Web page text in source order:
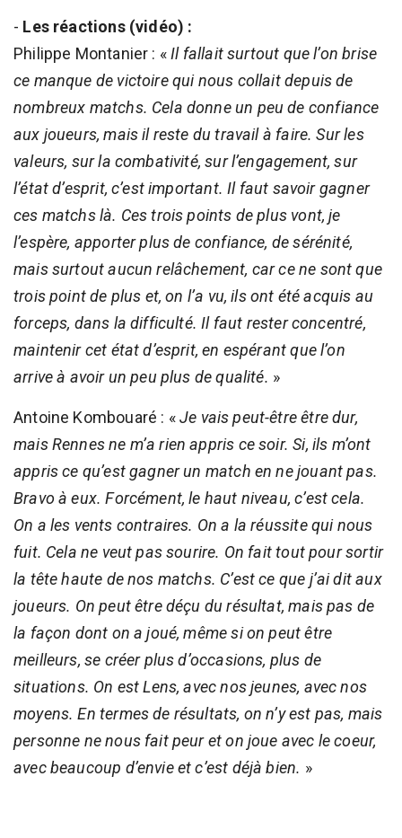
- Les réactions (vidéo) :
Philippe Montanier : «Il fallait surtout que l’on brise
ce manque de victoire qui nous collait depuis de
nombreux matchs. Cela donne un peu de confiance
aux joueurs, mais il reste du travail à faire. Sur les
valeurs, sur la combativité, sur l’engagement, sur
l’état d’esprit, c’est important. Il faut savoir gagner
ces matchs là. Ces trois points de plus vont, je
l’espère, apporter plus de confiance, de sérénité,
mais surtout aucun relâchement, car ce ne sont que
trois point de plus et, on l’a vu, ils ont été acquis au
forceps, dans la difficulté. Il faut rester concentré,
maintenir cet état d’esprit, en espérant que l’on
arrive à avoir un peu plus de qualité. »
Antoine Kombouaré : «Je vais peut-être être dur,
mais Rennes ne m’a rien appris ce soir. Si, ils m’ont
appris ce qu’est gagner un match en ne jouant pas.
Bravo à eux. Forcément, le haut niveau, c’est cela.
On a les vents contraires. On a la réussite qui nous
fuit. Cela ne veut pas sourire. On fait tout pour sortir
la tête haute de nos matchs. C’est ce que j’ai dit aux
joueurs. On peut être déçu du résultat, mais pas de
la façon dont on a joué, même si on peut être
meilleurs, se créer plus d’occasions, plus de
situations. On est Lens, avec nos jeunes, avec nos
moyens. En termes de résultats, on n’y est pas, mais
personne ne nous fait peur et on joue avec le coeur,
avec beaucoup d’envie et c’est déjà bien. »